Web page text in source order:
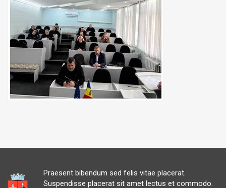
Praesent bibendum sed felis vitae placerat.
Suspendisse placerat sit amet lectus et commodo.